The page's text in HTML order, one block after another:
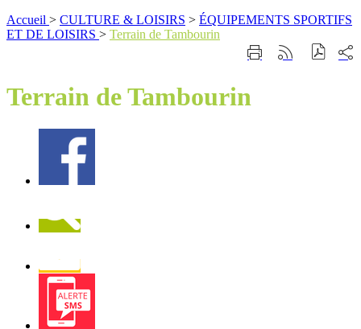
Accueil > CULTURE & LOISIRS > ÉQUIPEMENTS SPORTIFS
ET DE LOISIRS > Terrain de Tambourin
ImprimerGénérer
sur
Terrain de Tambourin
Facebook
Alerte
SMS